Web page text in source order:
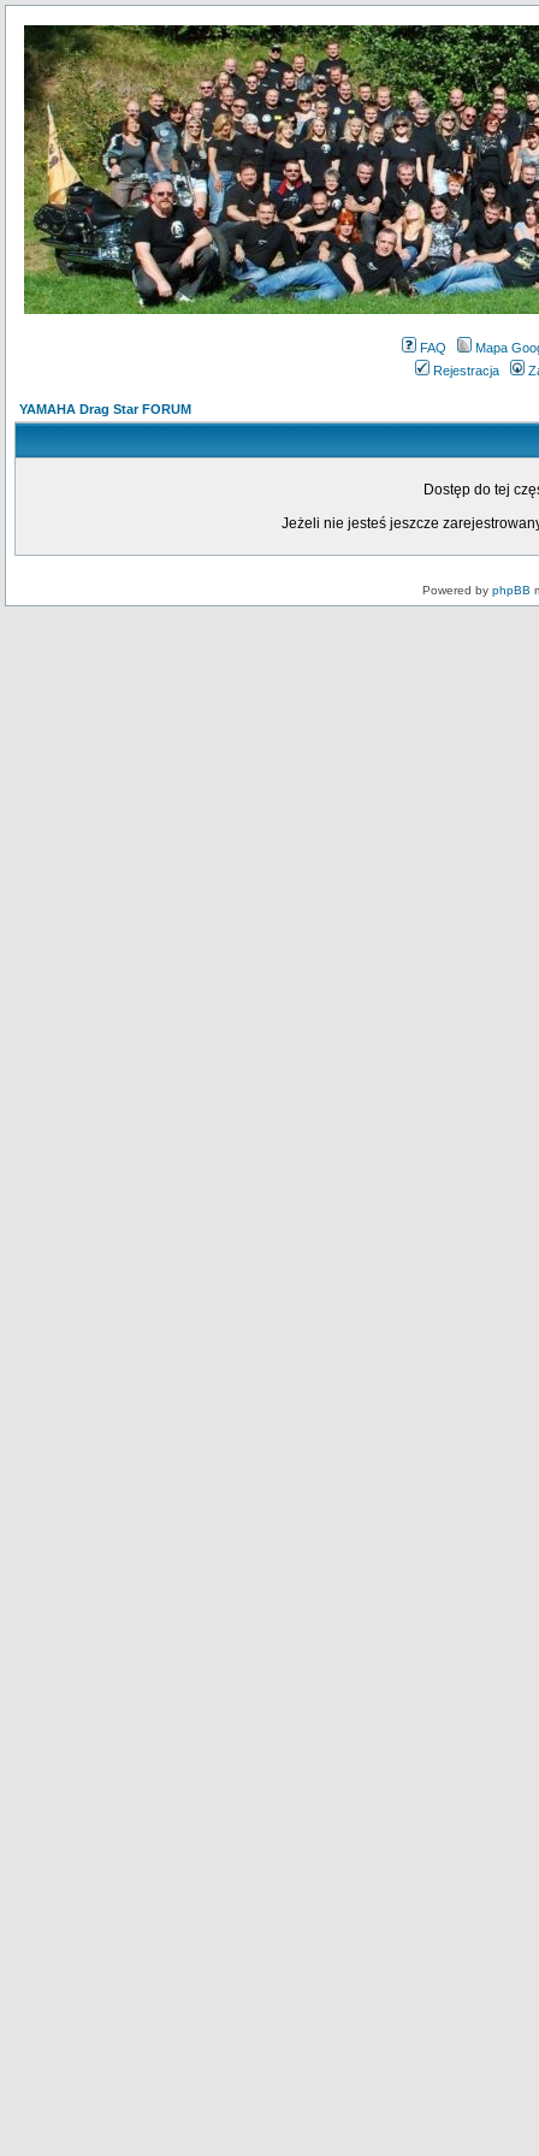
FAQ
Mapa
Rejestracja
YAMAHA Drag Star FORUM
Dostęp do tej
Jeżeli nie jesteś jeszcze
Powered by phpBB